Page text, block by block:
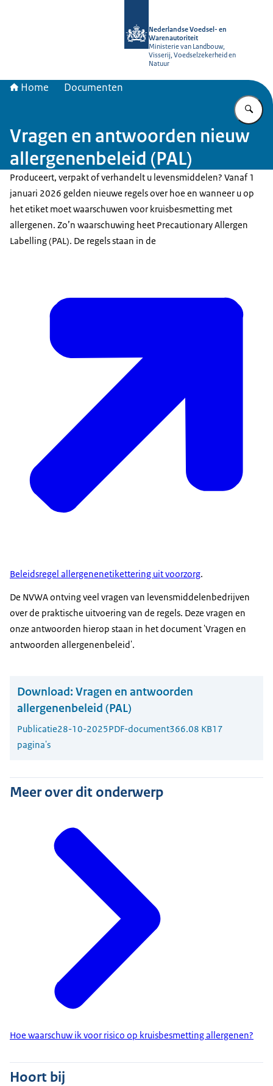
Nederlandse Voedsel- en
Warenautoriteit
Ministerie van Landbouw,
Visserij, Voedselzekerheid en
Natuur
Home Documenten
Vragen en antwoorden nieuw
allergenenbeleid (PAL)
Produceert, verpakt of verhandelt u levensmiddelen? Vanaf 1
januari 2026 gelden nieuwe regels over hoe en wanneer u op
het etiket moet waarschuwen voor kruisbesmetting met
allergenen. Zo’n waarschuwing heet Precautionary Allergen
Labelling (PAL). De regels staan in de
Beleidsregel allergenenetikettering uit voorzorg.
De NVWA ontving veel vragen van levensmiddelenbedrijven
over de praktische uitvoering van de regels. Deze vragen en
onze antwoorden hierop staan in het document 'Vragen en
antwoorden allergenenbeleid'.
Download: Vragen en antwoorden
allergenenbeleid (PAL)
Publicatie28-10-2025PDF-document366.08 KB17
pagina's
Meer over dit onderwerp
Hoe waarschuw ik voor risico op kruisbesmetting allergenen?
Hoort bij